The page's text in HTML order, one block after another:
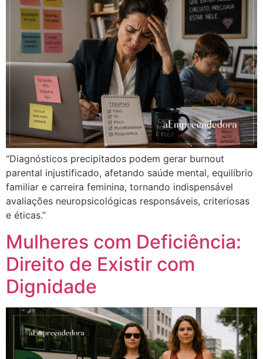
“Diagnósticos precipitados podem gerar burnout
parental injustificado, afetando saúde mental, equilíbrio
familiar e carreira feminina, tornando indispensável
avaliações neuropsicológicas responsáveis, criteriosas
e éticas.”
Mulheres com Deficiência:
Direito de Existir com
Dignidade